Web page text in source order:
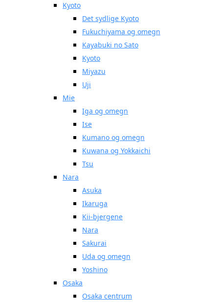
Kyoto
Det sydlige Kyoto
Fukuchiyama og omegn
Kayabuki no Sato
Kyoto
Miyazu
Uji
Mie
Iga og omegn
Ise
Kumano og omegn
Kuwana og Yokkaichi
Tsu
Nara
Asuka
Ikaruga
Kii-bjergene
Nara
Sakurai
Uda og omegn
Yoshino
Osaka
Osaka centrum